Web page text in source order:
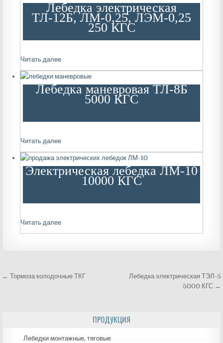
ПРОДУКЦИЯ
Лебедки монтажные, тяговые
Лебедка электрическая
ТЛ-12Б, ЛМ-0,25, ЛЭМ-0,25
250 КГС
Читать далее
Лебедка маневровая ТЛ-8Б
5000 КГС
Читать далее
Электрическая лебедка ЛМ-10
10000 КГС
Читать далее
Навигация
← Тормоза колодочные ТКГ
Лебедка электрическая ТЭЛ-5
5000 КГС →